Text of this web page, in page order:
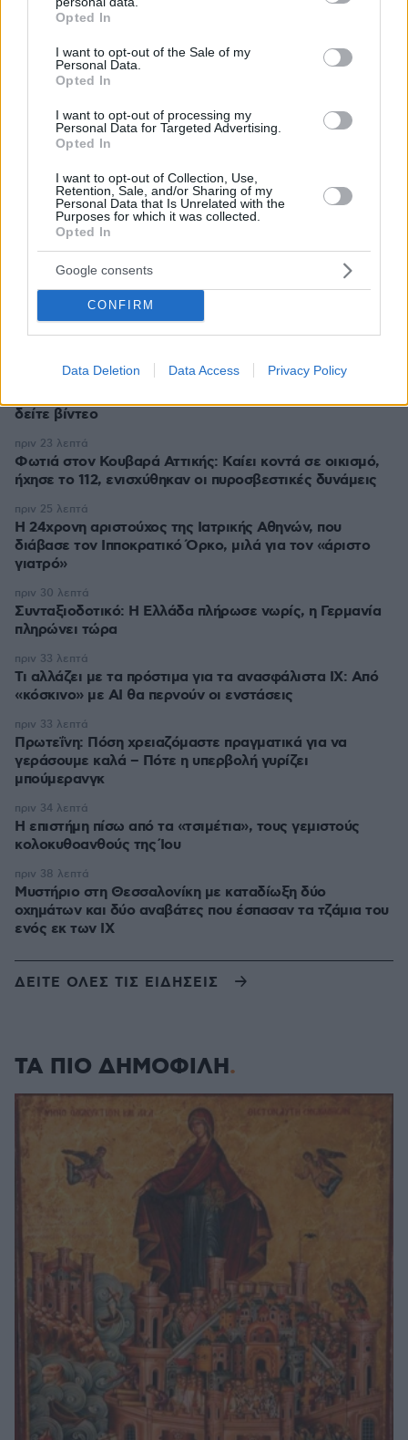
grant or deny consent to Google and its third-party tags to
use your data for below specified purposes in below Google
consent section.
Opted In
I want to opt-out of the Sale of my
Personal Data.
Opted In
I want to opt-out of processing my
Personal Data for Targeted Advertising.
Opted In
I want to opt-out of Collection, Use,
Retention, Sale, and/or Sharing of my
Personal Data that Is Unrelated with the
Purposes for which it was collected.
Opted In
Google consents
CONFIRM
Data Deletion Data Access Privacy Policy
Επαγγελματική Εκπαίδευση & Εξειδίκευση: Το Mοντέλο που
σε Bάζει στην Aγορά Eργασίας
ΡΟΗ ΕΙΔΗΣΕΩΝ
Ειδήσεις Δημοφιλή Σχολιασμένα
Περιοδοντίτιδα: Η νέα θεραπεία που εξοντώνει τα
επιβλαβή βακτήρια και προστατεύει τα δόντια
πριν 7 λεπτά
Η Δυτική Ευρώπη έζησε το θερμότερο ξεκίνημα
καλοκαιριού στα χρονικά, φόβοι για νέα ρεκόρ
πριν 11 λεπτά
Η έκπληξη στην Ιωάννα Τούνη από τον σύντροφό της και
δείτε βίντεο
Φωτιά στον Κουβαρά Αττικής: Καίει κοντά σε οικισμό,
ήχησε το 112, ενισχύθηκαν οι πυροσβεστικές δυνάμεις
πριν 23 λεπτά
Η 24χρονη αριστούχος της Ιατρικής Αθηνών, που
διάβασε τον Ιπποκρατικό Όρκο, μιλά για τον «άριστο
γιατρό»
πριν 25 λεπτά
Συνταξιοδοτικό: H Ελλάδα πλήρωσε νωρίς, η Γερμανία
πληρώνει τώρα
πριν 30 λεπτά
Τι αλλάζει με τα πρόστιμα για τα ανασφάλιστα ΙΧ: Από
«κόσκινο» με AI θα περνούν οι ενστάσεις
πριν 33 λεπτά
Πρωτεΐνη: Πόση χρειαζόμαστε πραγματικά για να
γεράσουμε καλά – Πότε η υπερβολή γυρίζει
μπούμερανγκ
πριν 33 λεπτά
Η επιστήμη πίσω από τα «τσιμέτια», τους γεμιστούς
κολοκυθοανθούς της Ίου
πριν 34 λεπτά
Μυστήριο στη Θεσσαλονίκη με καταδίωξη δύο
οχημάτων και δύο αναβάτες που έσπασαν τα τζάμια του
ενός εκ των ΙΧ
πριν 38 λεπτά
ΔΕΙΤΕ ΟΛΕΣ ΤΙΣ ΕΙΔΗΣΕΙΣ
ΤΑ ΠΙΟ ΔΗΜΟΦΙΛΗ